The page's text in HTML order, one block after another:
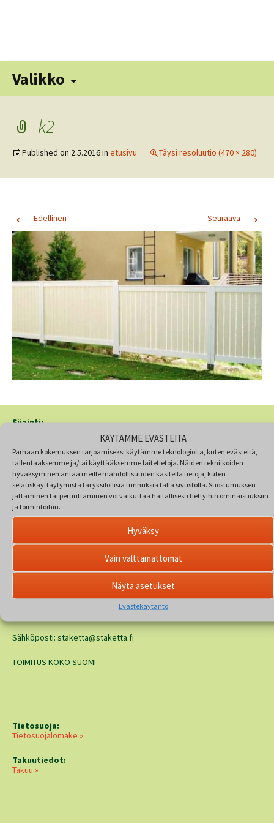
KÄYTÄMME EVÄSTEITÄ
Parhaan kokemuksen tarjoamiseksi käytämme teknologioita, kuten evästeitä,
tallentaaksemme ja/tai käyttääksemme laitetietoja. Näiden tekniikoiden
hyväksyminen antaa meille mahdollisuuden käsitellä tietoja, kuten
selauskäyttäytymistä tai yksilöllisiä tunnuksia tällä sivustolla. Suostumuksen
jättäminen tai peruuttaminen voi vaikuttaa haitallisesti tiettyihin ominaisuuksiin
ja toimintoihin.
Hyväksy
Vain välttämättömät
Näytä asetukset
Evästekäytäntö
Valikko
k2
Published on 2.5.2016in etusivu Täysi resoluutio (470 × 280)
← Edellinen Seuraava →
Sijainti:
Ratatöyrääntie 10
05800 Hyvinkää
VIITASAARI
Veikkolantie 7
44630 Kumpumäki
Joonas Rauhala
Sähköposti: staketta@staketta.fi
TOIMITUS KOKO SUOMI
Tietosuoja:
Tietosuojalomake »
Takuutiedot:
Takuu »